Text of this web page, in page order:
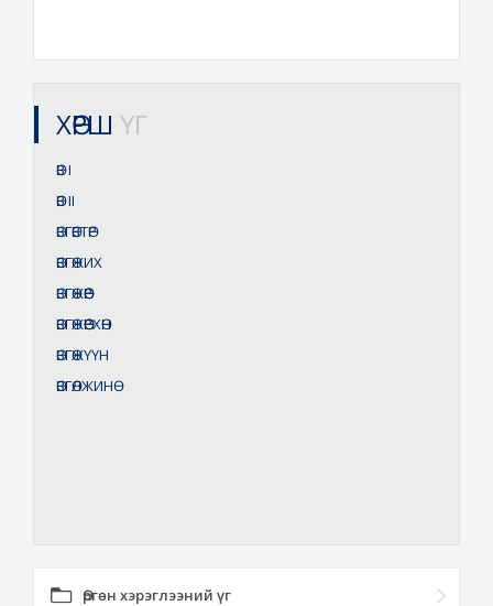
ХӨРШ ҮГ
ӨВI
ӨВII
ӨВГӨВТӨР
ӨВГӨЖИХ
ӨВГӨЖӨӨР
ӨВГӨЖӨӨРХӨН
ӨВГӨЖҮҮН
ӨВГӨЛЖИНӨ
Өргөн хэрэглээний үг